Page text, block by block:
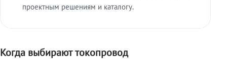
проектным решениям и каталогу.
Когда выбирают токопровод